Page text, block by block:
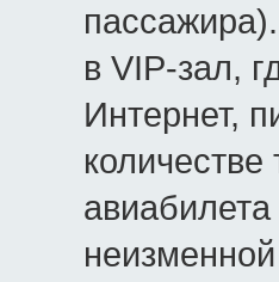
в VIP-зал,
Интернет,